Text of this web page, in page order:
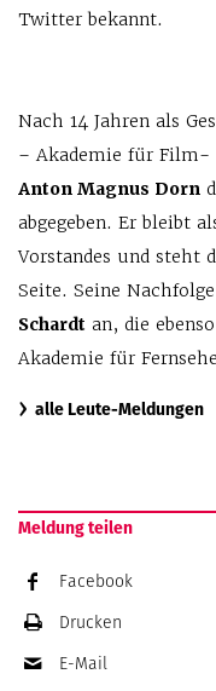
Twitter bekannt.
Nach 14 Jahren als
– Akademie für Film-
Anton Magnus Dorn
abgegeben. Er bleibt
Vorstandes und steht
Seite. Seine
Schardt an, die
Akademie für
alle Leute-Meldungen
Meldung teilen
Facebook
Drucken
E-Mail